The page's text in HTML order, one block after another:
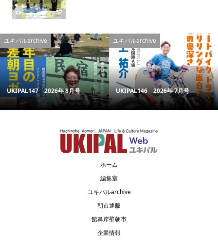
ユキパルarchive
UKIPAL147 2026年 8月号
ユキパルarchive
UKIPAL146 2026年 7月号
ホーム
編集室
ユキパルarchive
朝市通販
館鼻岸壁朝市
企業情報